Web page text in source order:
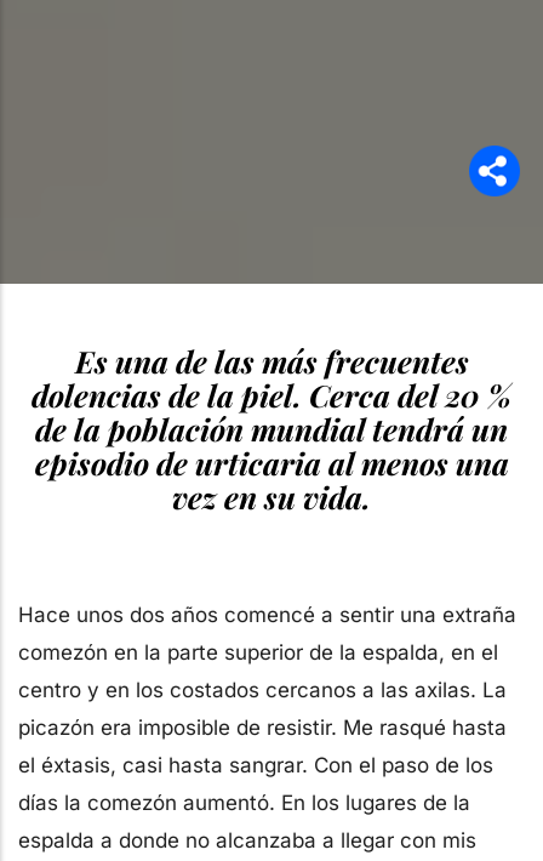
Es una de las más frecuentes
dolencias de la piel. Cerca del 20 %
de la población mundial tendrá un
episodio de urticaria al menos una
vez en su vida.
Hace unos dos años comencé a sentir una extraña
comezón en la parte superior de la espalda, en el
centro y en los costados cercanos a las axilas. La
picazón era imposible de resistir. Me rasqué hasta
el éxtasis, casi hasta sangrar. Con el paso de los
días la comezón aumentó. En los lugares de la
espalda a donde no alcanzaba a llegar con mis